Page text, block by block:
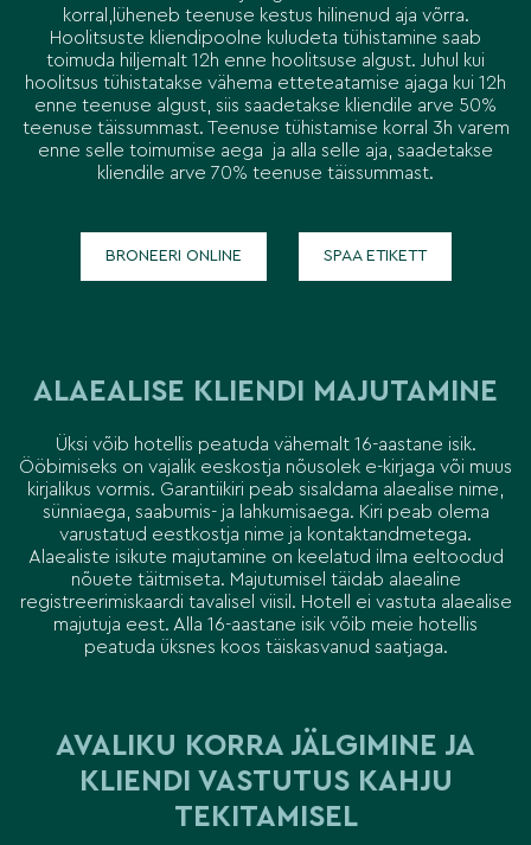
korral,lüheneb teenuse kestus hilinenud aja võrra.
Hoolitsuste kliendipoolne kuludeta tühistamine saab
toimuda hiljemalt 12h enne hoolitsuse algust. Juhul kui
hoolitsus tühistatakse vähema etteteatamise ajaga kui 12h
enne teenuse algust, siis saadetakse kliendile arve 50%
teenuse täissummast. Teenuse tühistamise korral 3h varem
enne selle toimumise aega ja alla selle aja, saadetakse
kliendile arve 70% teenuse täissummast.
BRONEERI ONLINE SPAA ETIKETT
ALAEALISE KLIENDI MAJUTAMINE
Üksi võib hotellis peatuda vähemalt 16-aastane isik.
Ööbimiseks on vajalik eeskostja nõusolek e-kirjaga või muus
kirjalikus vormis. Garantiikiri peab sisaldama alaealise nime,
sünniaega, saabumis- ja lahkumisaega. Kiri peab olema
varustatud eestkostja nime ja kontaktandmetega.
Alaealiste isikute majutamine on keelatud ilma eeltoodud
nõuete täitmiseta. Majutumisel täidab alaealine
registreerimiskaardi tavalisel viisil. Hotell ei vastuta alaealise
majutuja eest. Alla 16-aastane isik võib meie hotellis
peatuda üksnes koos täiskasvanud saatjaga.
AVALIKU KORRA JÄLGIMINE JA
KLIENDI VASTUTUS KAHJU
TEKITAMISEL